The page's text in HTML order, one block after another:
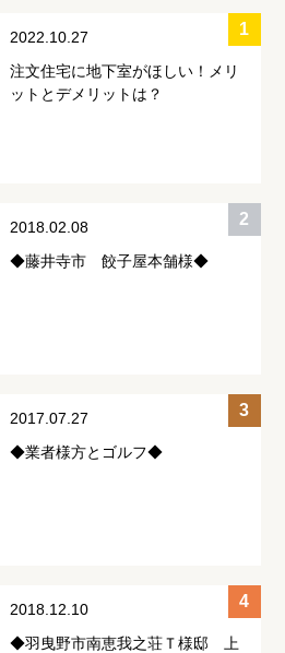
2022.10.27
注文住宅に地下室がほしい！メリ
ットとデメリットは？
2018.02.08
◆藤井寺市 餃子屋本舗様◆
2017.07.27
◆業者様方とゴルフ◆
2018.12.10
◆羽曳野市南恵我之荘Ｔ様邸 上